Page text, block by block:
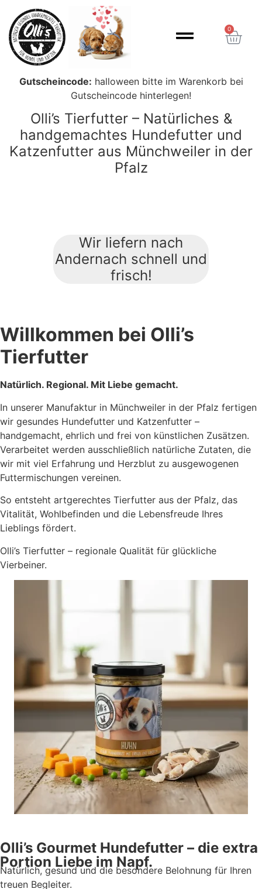
springen
0
Gutscheincode: halloween bitte im Warenkorb bei
Gutscheincode hinterlegen!
Olli’s Tierfutter – Natürliches &
handgemachtes Hundefutter und
Katzenfutter aus Münchweiler in der
Pfalz
Wir liefern nach
Andernach schnell und
frisch!
Willkommen bei Olli’s
Tierfutter
Natürlich. Regional. Mit Liebe gemacht.
In unserer Manufaktur in Münchweiler in der Pfalz fertigen
wir gesundes Hundefutter und Katzenfutter –
handgemacht, ehrlich und frei von künstlichen Zusätzen.
Verarbeitet werden ausschließlich natürliche Zutaten, die
wir mit viel Erfahrung und Herzblut zu ausgewogenen
Futtermischungen vereinen.
So entsteht artgerechtes Tierfutter aus der Pfalz, das
Vitalität, Wohlbefinden und die Lebensfreude Ihres
Lieblings fördert.
Olli’s Tierfutter – regionale Qualität für glückliche
Vierbeiner.
Olli’s Gourmet Hundefutter – die extra
Portion Liebe im Napf.
Natürlich, gesund und die besondere Belohnung für Ihren
treuen Begleiter.